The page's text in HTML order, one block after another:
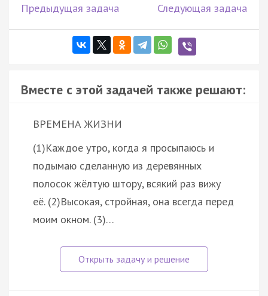
Предыдущая задача Следующая задача
Вместе с этой задачей также решают:
ВРЕМЕНА ЖИЗНИ
(1)Каждое утро, когда я просыпаюсь и
подымаю сделанную из деревянных
полосок жёлтую штору, всякий раз вижу
её. (2)Высокая, стройная, она всегда перед
моим окном. (3)…